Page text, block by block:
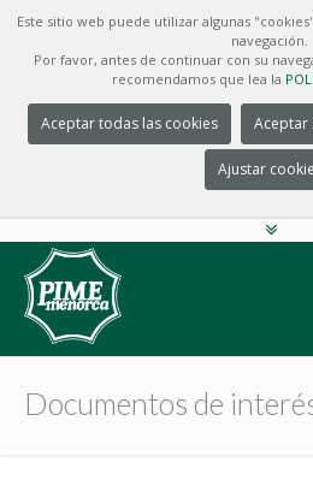
Este sitio web puede utilizar algunas
navegación.
Por favor, antes de continuar con su
recomendamos que lea la
Aceptar todas las cookies Aceptar
Ajustar
Documentos de